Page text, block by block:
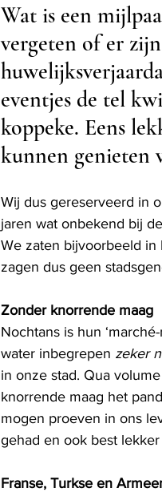
Wat is een
vergeten of er
eventjes de tel
koppeke. Eens
kunnen genieten
Wij dus gereserveerd in
jaren wat onbekend bij
We zaten bijvoorbeeld in
zagen dus geen
Zonder knorrende maag
Nochtans is hun
water inbegrepen zeker
in onze stad. Qua
knorrende maag het
mogen proeven in ons
gehad en ook best
Franse, Turkse en